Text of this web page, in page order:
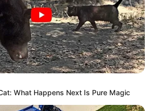
What Happens Next Is Pure Magic